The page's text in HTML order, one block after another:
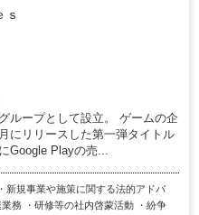
ｓ
ループとして設立。 ゲームの企
にリリースした第一弾タイトル
Google Playの売...
新規事業や施策に関する法的アドバ
務 ・研修等の社内啓蒙活動 ・紛争